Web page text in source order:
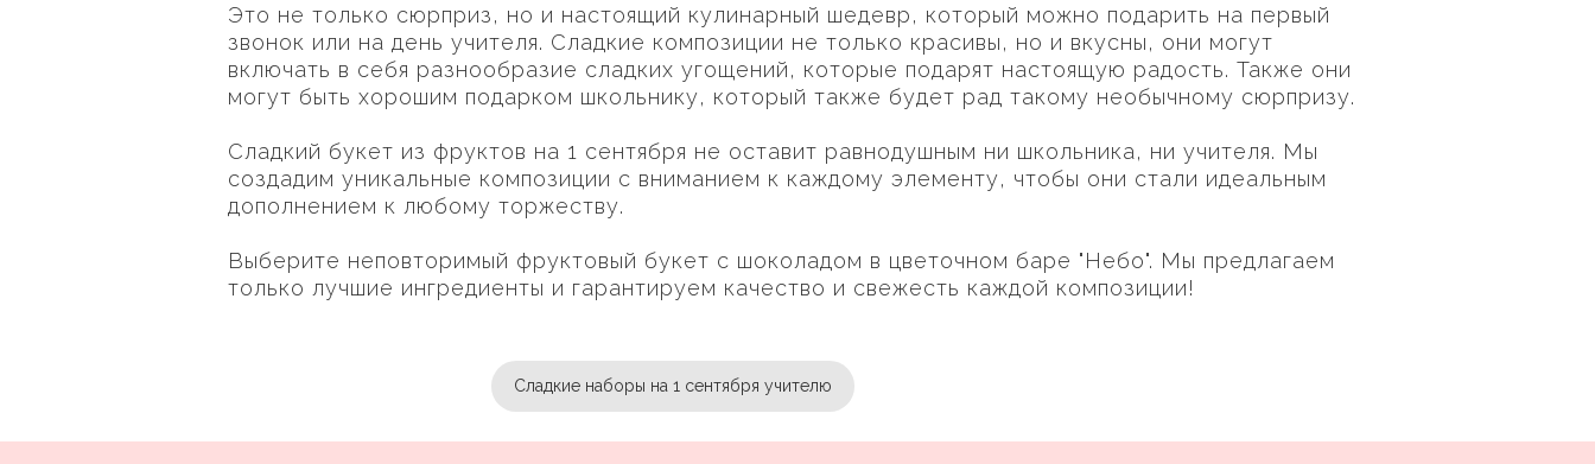
Это не только сюрприз, но и настоящий кулинарный шедевр, который можно подарить на первый
звонок или на день учителя. Сладкие композиции не только красивы, но и вкусны, они могут
включать в себя разнообразие сладких угощений, которые подарят настоящую радость. Также они
могут быть хорошим подарком школьнику, который также будет рад такому необычному сюрпризу.
Сладкий букет из фруктов на 1 сентября не оставит равнодушным ни школьника, ни учителя. Мы
создадим уникальные композиции с вниманием к каждому элементу, чтобы они стали идеальным
дополнением к любому торжеству.
Выберите неповторимый фруктовый букет с шоколадом в цветочном баре "Небо". Мы предлагаем
только лучшие ингредиенты и гарантируем качество и свежесть каждой композиции!
Сладкие наборы на 1 сентября учителю